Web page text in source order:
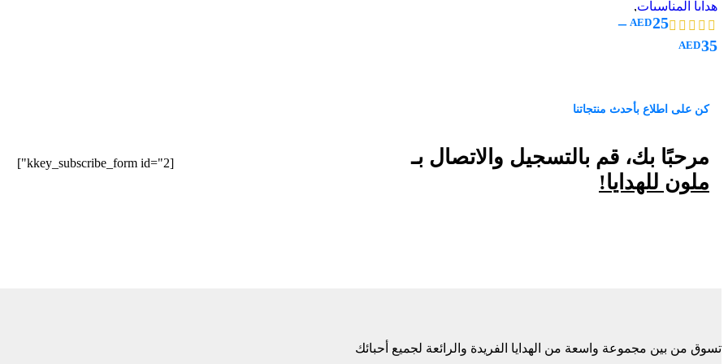
هدايا المناسبات,
المواليد و الاستقبال
توزيعات المناسبات
AED25
–
AED35
كن على اطلاع بأحدث منتجاتنا
مرحبًا بك، قم بالتسجيل والاتصال بـ
ملون للهدايا!
[kkey_subscribe_form id="2"]
تسوق من بين مجموعة واسعة من الهدايا الفريدة والرائعة لجميع أحبائك